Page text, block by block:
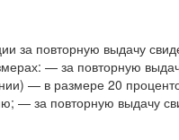
за повторную выдачу
— за повторную
— в размере 20
— за повторную выдачу